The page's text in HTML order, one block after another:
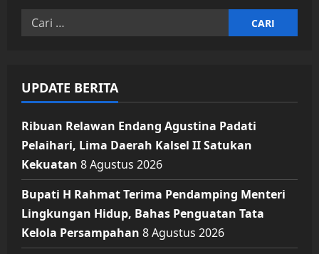
Cari
UPDATE BERITA
Ribuan Relawan Endang Agustina Padati
Pelaihari, Lima Daerah Kalsel II Satukan
Kekuatan 8 Agustus 2026
Bupati H Rahmat Terima Pendamping Menteri
Lingkungan Hidup, Bahas Penguatan Tata
Kelola Persampahan 8 Agustus 2026